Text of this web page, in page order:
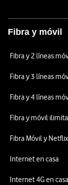
Fibra y móvil
Fibra y 2 líneas
Fibra y 3 líneas
Fibra y 4 líneas
Fibra y móvil
Fibra Móvil y Netflix
Internet en casa
Internet 4G en